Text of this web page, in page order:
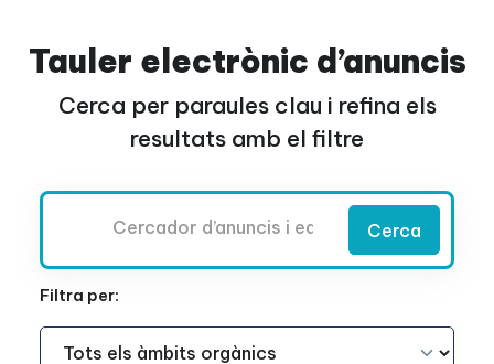
Tauler electrònic d’anuncis
Cerca per paraules clau i refina els
resultats amb el filtre
Cerca
Filtra per:
Àmbit Funcional